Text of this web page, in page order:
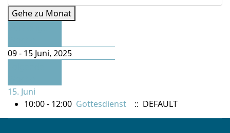
Gehe zu Monat
09 - 15 Juni, 2025
15. Juni
10:00 - 12:00 Gottesdienst :: DEFAULT